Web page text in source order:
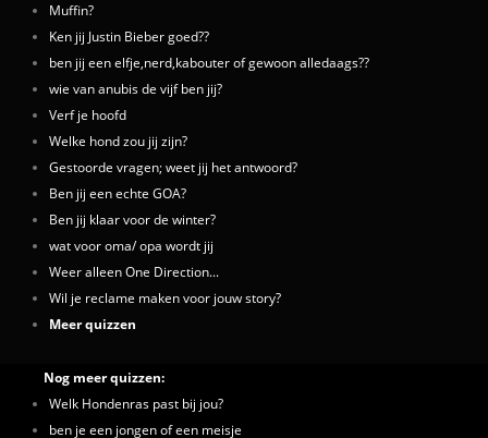
Muffin?
Ken jij Justin Bieber goed??
ben jij een elfje,nerd,kabouter of gewoon alledaags??
wie van anubis de vijf ben jij?
Verf je hoofd
Welke hond zou jij zijn?
Gestoorde vragen; weet jij het antwoord?
Ben jij een echte GOA?
Ben jij klaar voor de winter?
wat voor oma/ opa wordt jij
Weer alleen One Direction...
Wil je reclame maken voor jouw story?
Meer quizzen
Nog meer quizzen:
Welk Hondenras past bij jou?
ben je een jongen of een meisje